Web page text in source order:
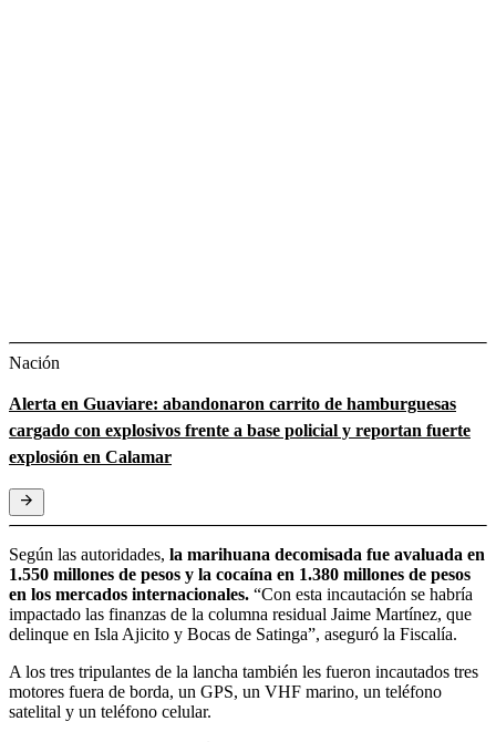
Nación
Alerta en Guaviare: abandonaron carrito de hamburguesas
cargado con explosivos frente a base policial y reportan fuerte
explosión en Calamar
Según las autoridades, la marihuana decomisada fue avaluada en
1.550 millones de pesos y la cocaína en 1.380 millones de pesos
en los mercados internacionales. “Con esta incautación se habría
impactado las finanzas de la columna residual Jaime Martínez, que
delinque en Isla Ajicito y Bocas de Satinga”, aseguró la Fiscalía.
A los tres tripulantes de la lancha también les fueron incautados tres
motores fuera de borda, un GPS, un VHF marino, un teléfono
satelital y un teléfono celular.